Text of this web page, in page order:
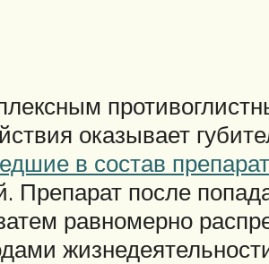
оказывает
в состав
Препарат после
равномерно